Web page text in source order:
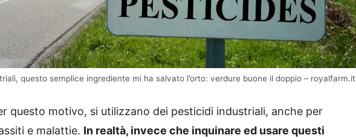
questo semplice ingrediente mi ha salvato l’orto: verdure buone il doppio – royalfarm.it
questo motivo, si utilizzano dei pesticidi industriali, anche per
e malattie. In realtà, invece che inquinare ed usare questi